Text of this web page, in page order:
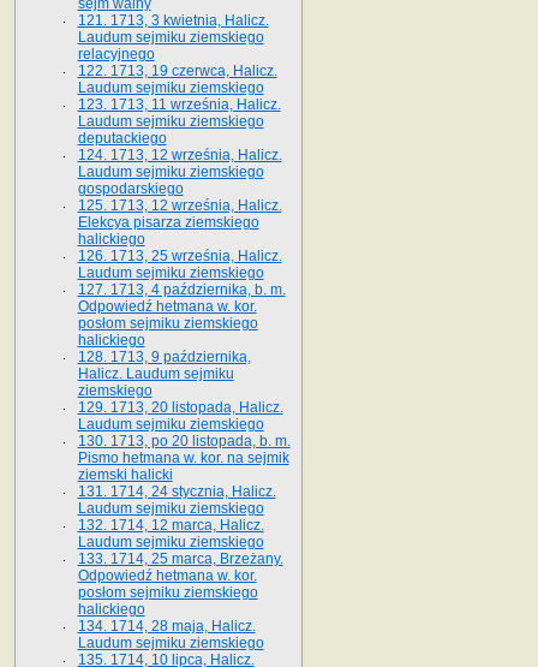
sejm walny
121. 1713, 3 kwietnia, Halicz.
Laudum sejmiku ziemskiego
relacyjnego
122. 1713, 19 czerwca, Halicz.
Laudum sejmiku ziemskiego
123. 1713, 11 września, Halicz.
Laudum sejmiku ziemskiego
deputackiego
124. 1713, 12 września, Halicz.
Laudum sejmiku ziemskiego
gospodarskiego
125. 1713, 12 września, Halicz.
Elekcya pisarza ziemskiego
halickiego
126. 1713, 25 września, Halicz.
Laudum sejmiku ziemskiego
127. 1713, 4 października, b. m.
Odpowiedź hetmana w. kor.
posłom sejmiku ziemskiego
halickiego
128. 1713, 9 października,
Halicz. Laudum sejmiku
ziemskiego
129. 1713, 20 listopada, Halicz.
Laudum sejmiku ziemskiego
130. 1713, po 20 listopada, b. m.
Pismo hetmana w. kor. na sejmik
ziemski halicki
131. 1714, 24 stycznia, Halicz.
Laudum sejmiku ziemskiego
132. 1714, 12 marca, Halicz.
Laudum sejmiku ziemskiego
133. 1714, 25 marca, Brzeżany.
Odpowiedź hetmana w. kor.
posłom sejmiku ziemskiego
halickiego
134. 1714, 28 maja, Halicz.
Laudum sejmiku ziemskiego
135. 1714, 10 lipca, Halicz.